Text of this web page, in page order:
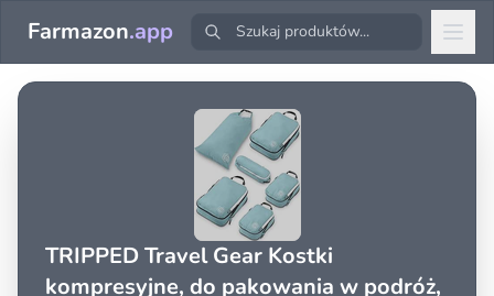
Farmazon.app
TRIPPED Travel Gear Kostki
kompresyjne, do pakowania w podróż,